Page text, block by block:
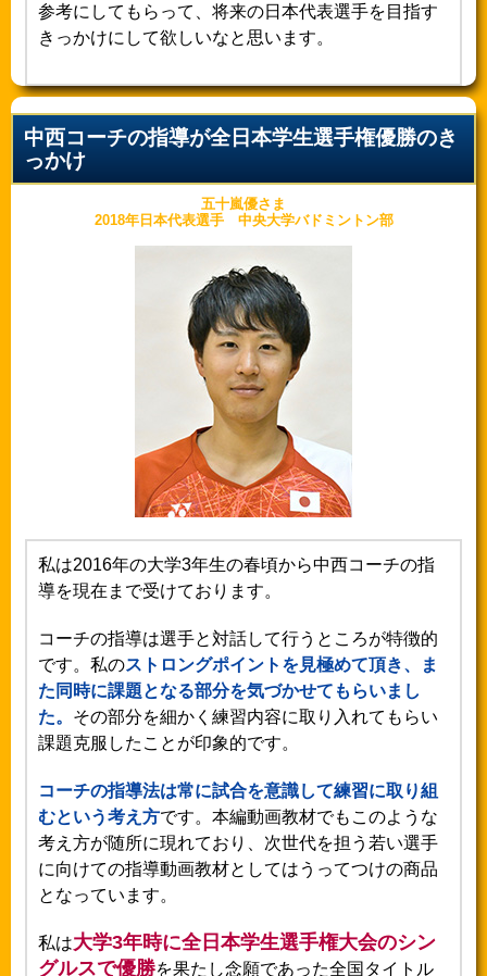
参考にしてもらって、将来の日本代表選手を目指す
きっかけにして欲しいなと思います。
中西コーチの指導が全日本学生選手権優勝のき
っかけ
五十嵐優さま
2018年日本代表選手 中央大学バドミントン部
私は2016年の大学3年生の春頃から中西コーチの指
導を現在まで受けております。
コーチの指導は選手と対話して行うところが特徴的
です。私のストロングポイントを見極めて頂き、ま
た同時に課題となる部分を気づかせてもらいまし
た。 その部分を細かく練習内容に取り入れてもらい
課題克服したことが印象的です。
コーチの指導法は常に試合を意識して練習に取り組
むという考え方です。本編動画教材でもこのような
考え方が随所に現れており、次世代を担う若い選手
に向けての指導動画教材としてはうってつけの商品
となっています。
私は大学3年時に全日本学生選手権大会のシン
グルスで優勝を果たし念願であった全国タイトル